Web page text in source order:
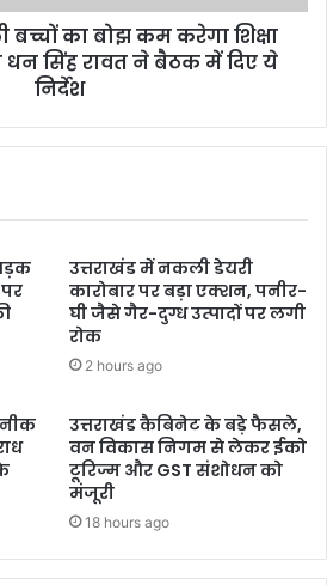
का बोझ कम करेगा शिक्षा
धन सिंह रावत ने बैठक में दिए ये
निर्देश
उत्तराखंड में नकली डेयरी
कारोबार पर बड़ा एक्शन, पनीर-
घी जैसे गैर-दुग्ध उत्पादों पर लगी
रोक
2 hours ago
उत्तराखंड कैबिनेट के बड़े फैसले,
वन विकास निगम से लेकर ईको
टूरिज्म और GST संशोधन को
मंजूरी
18 hours ago